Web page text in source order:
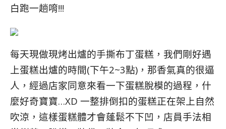
白跑一趟唷!!!
每天現做現烤出爐的手撕布丁蛋糕，我們剛好遇
上蛋糕出爐的時間(下午2~3點)，那香氣真的很逼
人，經過店家同意來看一下蛋糕脫模的過程，什
麼好奇寶寶…XD 一整排倒扣的蛋糕正在架上自然
吹涼，這樣蛋糕體才會蓬鬆不下凹，店員手法相